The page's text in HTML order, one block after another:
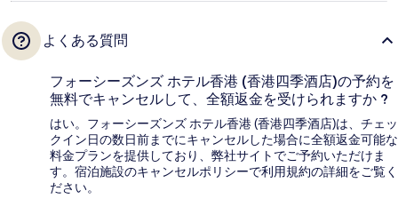
よくある質問
フォーシーズンズ ホテル香港 (香港四季酒店)の予約を
無料でキャンセルして、全額返金を受けられますか ?
はい。フォーシーズンズ ホテル香港 (香港四季酒店)は、チェッ
クイン日の数日前までにキャンセルした場合に全額返金可能な
料金プランを提供しており、弊社サイトでご予約いただけま
す。宿泊施設のキャンセルポリシーで利用規約の詳細をご覧く
ださい。